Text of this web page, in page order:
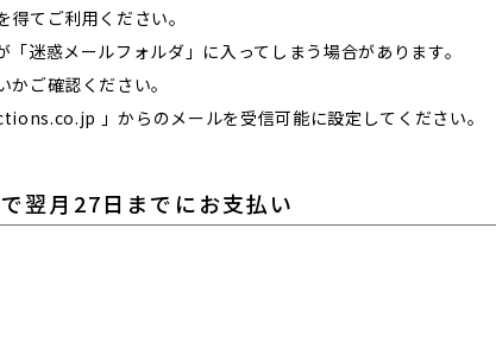
てご利用ください。
迷惑メールフォルダ」に入ってしまう場合があります。
ご確認ください。
」からのメールを受信可能に設定してください。
翌月27日までにお支払い